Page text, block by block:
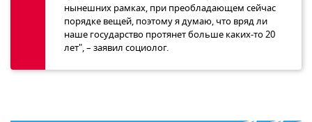
нынешних рамках, при преобладающем сейчас
порядке вещей, поэтому я думаю, что вряд ли
наше государство протянет больше каких-то 20
лет", – заявил социолог.